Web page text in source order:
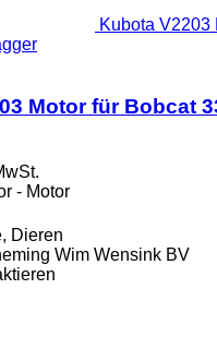
Kubota V2203
Motor für Bobcat
- Motor
Dieren
Wim Wensink BV